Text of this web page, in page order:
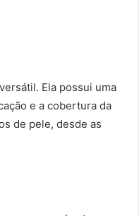
Ela possui uma
e a cobertura da
de pele, desde as